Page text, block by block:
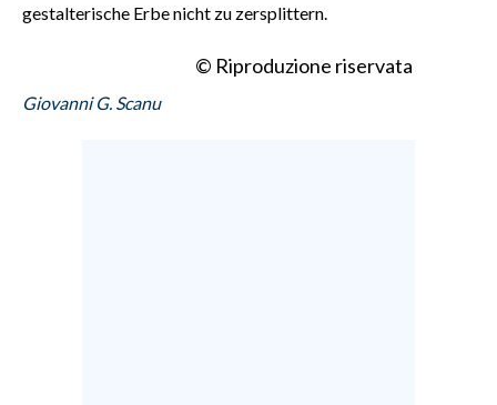
gestalterische Erbe nicht zu zersplittern.
© Riproduzione riservata
Giovanni G. Scanu